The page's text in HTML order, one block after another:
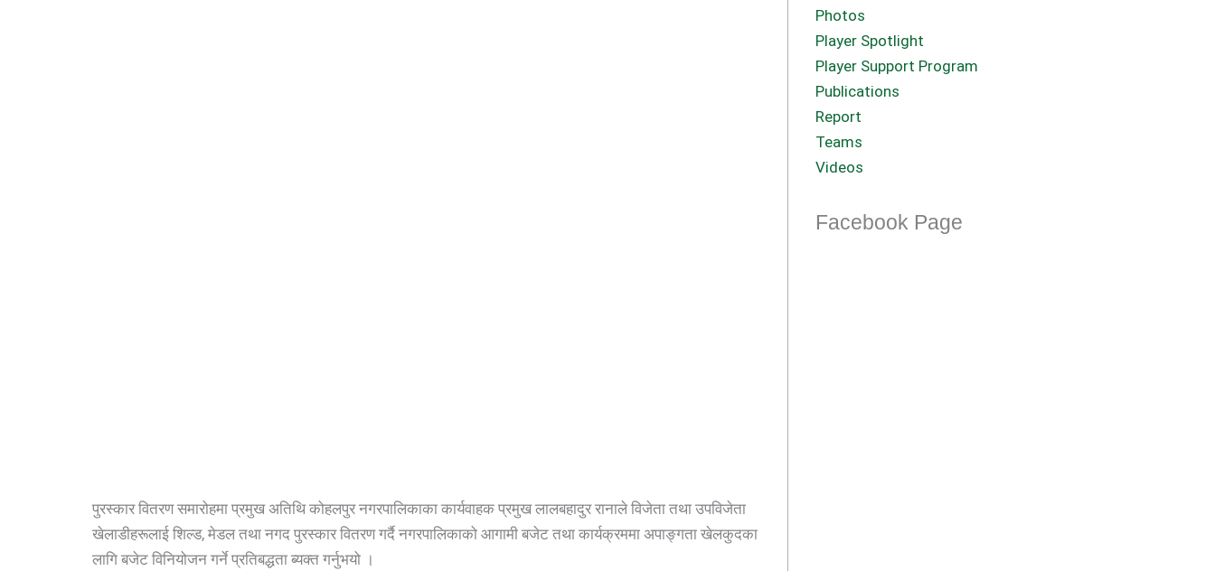
पुरस्कार वितरण समारोहमा प्रमुख अतिथि कोहलपुर नगरपालिकाका कार्यवाहक प्रमुख लालबहादुर रानाले विजेता तथा उपविजेता
खेलाडीहरूलाई शिल्ड, मेडल तथा नगद पुरस्कार वितरण गर्दै नगरपालिकाको आगामी बजेट तथा कार्यक्रममा अपाङ्गता खेलकुदका
लागि बजेट विनियोजन गर्ने प्रतिबद्धता ब्यक्त गर्नुभयो ।
Photos
Player Spotlight
Player Support Program
Publications
Report
Teams
Videos
Facebook Page